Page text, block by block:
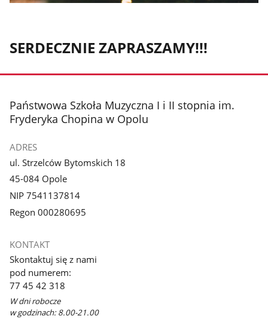
SERDECZNIE ZAPRASZAMY!!!
stopka
Państwowa Szkoła Muzyczna I i II stopnia im.
Fryderyka Chopina w Opolu
ADRES
ul. Strzelców Bytomskich 18
45-084 Opole
NIP 7541137814
Regon 000280695
KONTAKT
Skontaktuj się z nami
pod numerem:
77 45 42 318
W dni robocze
w godzinach: 8.00-21.00